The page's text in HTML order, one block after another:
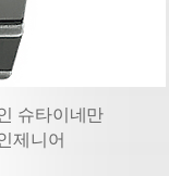
슈타이네만
제니어